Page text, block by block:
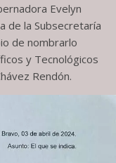
Evelyn
de la Subsecretaría
de nombrarlo
y Tecnológicos
Rendón.